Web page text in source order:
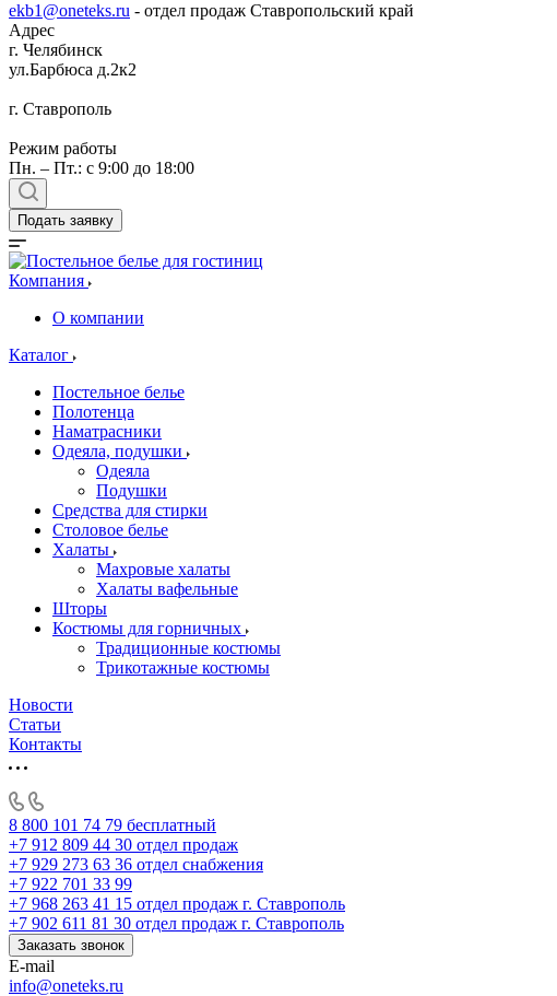
ekb1@oneteks.ru - отдел продаж Ставропольский край
Адрес
г. Челябинск
ул.Барбюса д.2к2
г. Ставрополь
Режим работы
Пн. – Пт.: с 9:00 до 18:00
Подать заявку
Компания
О компании
Каталог
Постельное белье
Полотенца
Наматрасники
Одеяла, подушки
Одеяла
Подушки
Средства для стирки
Столовое белье
Халаты
Махровые халаты
Халаты вафельные
Шторы
Костюмы для горничных
Традиционные костюмы
Трикотажные костюмы
Новости
Статьи
Контакты
8 800 101 74 79 бесплатный
+7 912 809 44 30 отдел продаж
+7 929 273 63 36 отдел снабжения
+7 922 701 33 99
+7 968 263 41 15 отдел продаж г. Ставрополь
+7 902 611 81 30 отдел продаж г. Ставрополь
Заказать звонок
E-mail
info@oneteks.ru